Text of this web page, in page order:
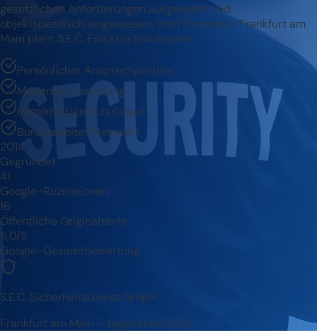
gesetzlichen Anforderungen ausgewählt und
objektspezifisch eingewiesen. Vom Firmensitz Frankfurt am
Main plant S.E.C. Einsätze bundesweit.
Persönlicher Ansprechpartner
Moderne Ausrüstung
Regelmäßige Schulungen
Bundesweites Netzwerk
2014
Gegründet
41
Google-Rezensionen
16
Öffentliche Originaltexte
5,0/5
Google-Gesamtbewertung
S.E.C. Sicherheitsdienst GmbH
Frankfurt am Main – Gegründet 2014